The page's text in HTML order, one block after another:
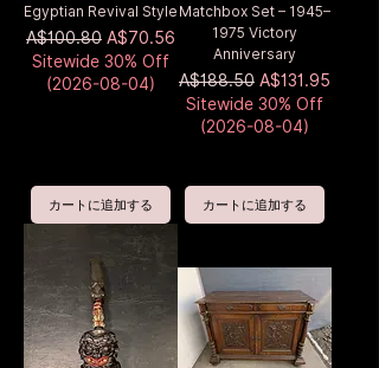
Egyptian Revival Style
通常価格
A$100.80 セール価格
A$70.56
Sitewide 30% Off
(2026-08-04)
カートに追加する
Matchbox Set – 1945–
1975 Victory
Anniversary
通常価格
A$188.50 セール価格
A$131.95
Sitewide 30% Off
(2026-08-04)
カートに追加する